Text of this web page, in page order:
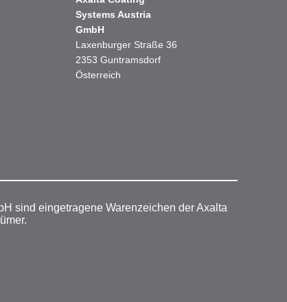
Systems Austria
GmbH
Laxenburger Straße 36
2353 Guntramsdorf
Österreich
sind eingetragene Warenzeichen der Axalta